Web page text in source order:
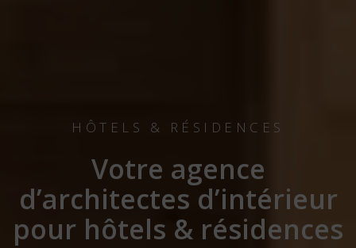
HÔTELS & RÉSIDENCES
Votre agence
d’architectes d’intérieur
pour hôtels & résidences